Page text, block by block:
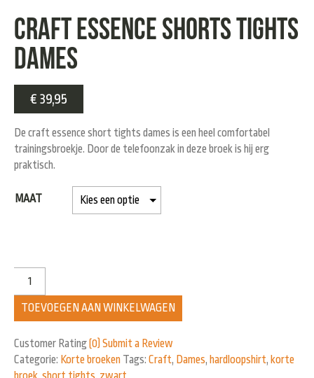
Craft essence shorts tights
dames
€ 39,95
De craft essence short tights dames is een heel comfortabel
trainingsbroekje. Door de telefoonzak in deze broek is hij erg
praktisch.
MAAT
TOEVOEGEN AAN WINKELWAGEN
Customer Rating(0) Submit a Review
Categorie: Korte broeken Tags: Craft, Dames, hardloopshirt, korte